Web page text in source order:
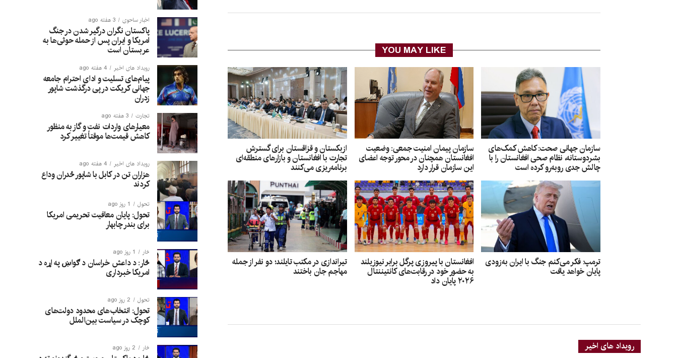
YOU MAY LIKE
سازمان جهانی صحت: کاهش کمک‌های
بشردوستانه، نظام صحی افغانستان را با
چالش جدی روبه‌رو کرده است
سازمان پیمان امنیت جمعی: وضعیت
افغانستان همچنان در محور توجه اعضای
این سازمان قرار دارد
ازبکستان و قزاقستان برای گسترش
تجارت با افغانستان و بازارهای منطقه‌ای
برنامه‌ریزی می‌کنند
ترمپ: فکر می‌کنم جنگ با ایران به‌زودی
پایان خواهد یافت
افغانستان با پیروزی پرگل برابر نیوزیلند
به حضور خود در رقابت‌های کانتیننتال
۲۰۲۶ پایان داد
تیراندازی در مکتب تایلند؛ دو نفر از جمله
مهاجم جان باختند
رویداد های اخیر
اخبار ساحوی 3 هفته ago
پاکستان نگران درگیر شدن در جنگ
امریکا و ایران پس از حمله حوثی‌ها به
عربستان است
رویداد های اخیر 4 هفته ago
پیام‌های تسلیت و ادای احترام جامعه
جهانی کریکت در پی درگذشت شاپور
زدران
تجارت 3 هفته ago
معیارهای واردات نفت و گاز به منظور
کاهش قیمت‌ها موقتاً تغییر کرد
رویداد های اخیر 4 هفته ago
هزاران تن در کابل با شاپور ځدران وداع
کردند
تحول 1 روز ago
تحول: پایان معافیت تحریمی امریکا
برای بندر چابهار
څار 1 روز ago
څار: د داعش خراسان د ګواښ په اړه د
امریکا خبرداری
تحول 2 روز ago
تحول: انتخاب‌های محدود دولت‌های
کوچک در سیاست بین‌الملل
څار 2 روز ago